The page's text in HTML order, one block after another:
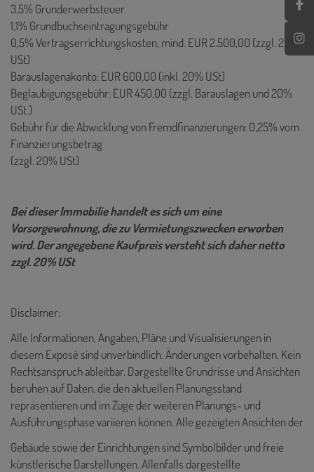
3,5% Grunderwerbsteuer
1,1% Grundbuchseintragungsgebühr
0,5% Vertragserrichtungskosten, mind. EUR 2.500,00 (zzgl. 20%
USt)
Barauslagenakonto: EUR 600,00 (inkl. 20% USt)
Beglaubigungsgebühr: EUR 450,00 (zzgl. Barauslagen und 20%
USt.)
Gebühr für die Abwicklung von Fremdfinanzierungen: 0,25% vom
Finanzierungsbetrag
(zzgl. 20% USt)
Bei dieser Immobilie handelt es sich um eine
Vorsorgewohnung, die zu Vermietungszwecken erworben
wird. Der angegebene Kaufpreis versteht sich daher netto
zzgl. 20% USt
Disclaimer:
Alle Informationen, Angaben, Pläne und Visualisierungen in
diesem Exposé sind unverbindlich. Änderungen vorbehalten. Kein
Rechtsanspruch ableitbar. Dargestellte Grundrisse und Ansichten
beruhen auf Daten, die den aktuellen Planungsstand
repräsentieren und im Zuge der weiteren Planungs- und
Ausführungsphase variieren können. Alle gezeigten Ansichten der
Gebäude sowie der Einrichtungen sind Symbolbilder und freie
künstlerische Darstellungen. Allenfalls dargestellte